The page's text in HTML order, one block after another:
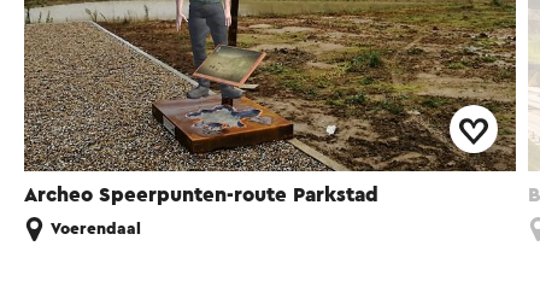
Archeo Speerpunten-route Parkstad
Voerendaal